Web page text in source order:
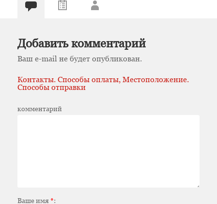
Добавить комментарий
Ваш e-mail не будет опубликован.
Контакты. Способы оплаты, Местоположение.
Способы отправки
комментарий
Ваше имя*: